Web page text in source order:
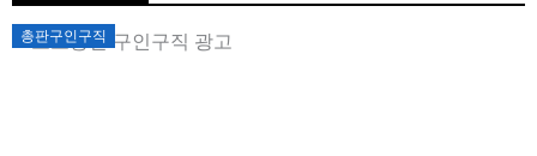
총판구인구직
Posted
on